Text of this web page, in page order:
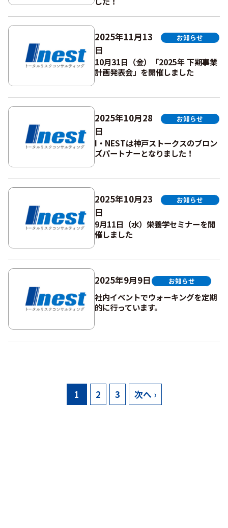
2025年11月13
日
お知らせ
10月31日（金）「2025年 下期事業
計画発表会」を開催しました
2025年10月28
日
お知らせ
I・NESTは神戸ストークスのブロン
ズパートナーとなりました！
2025年10月23
日
お知らせ
9月11日（水）栄養学セミナーを開
催しました
2025年9月9日 お知らせ
社内イベントでウォーキングを定期
的に行っています。
1 2 3 次へ ›